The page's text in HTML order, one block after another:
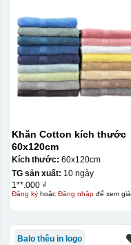
Khăn Cotton kích thước
60x120cm
Kích thước: 60x120cm
TG sản xuất: 10 ngày
1**.000 ₫
Đăng kýhoặc Đăng nhậpđể xem giá
Balo thêu in logo